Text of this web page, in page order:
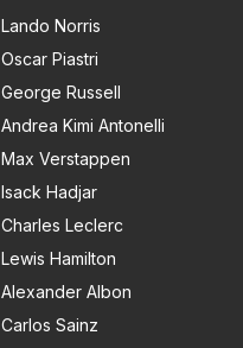
Lando Norris
Oscar Piastri
George Russell
Andrea Kimi Antonelli
Max Verstappen
Isack Hadjar
Charles Leclerc
Lewis Hamilton
Alexander Albon
Carlos Sainz